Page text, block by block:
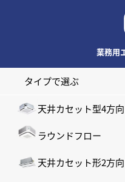
業務用
タイプで選ぶ
天井カセット型4方向
ラウンドフロー
天井カセット形2方向